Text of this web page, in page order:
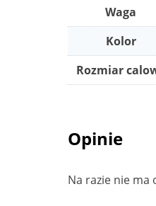
Waga
Kolor
Rozmiar
Opinie
Na razie nie